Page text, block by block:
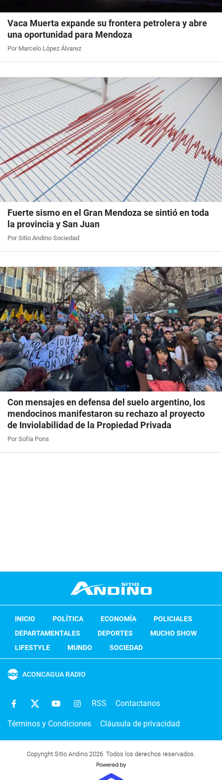
Vaca Muerta expande su frontera petrolera y abre
una oportunidad para Mendoza
Por Marcelo López Álvarez
Fuerte sismo en el Gran Mendoza se sintió en toda
la provincia y San Juan
Por Sitio Andino Sociedad
Con mensajes en defensa del suelo argentino, los
mendocinos manifestaron su rechazo al proyecto
de Inviolabilidad de la Propiedad Privada
Por Sofía Pons
INICIO POLÍTICA ECONOMÍA
POLICIALES
DEPARTAMENTALES
DEPORTES
MUCHO SHOW
LIFESTYLE
MUNDO SOCIEDAD
ACONCAGUA RADIO
RSS Contactanos
Términos y Condiciones Cláusula de privacidad
Copyright Sitio Andino 2026. Todos los derechos reservados.